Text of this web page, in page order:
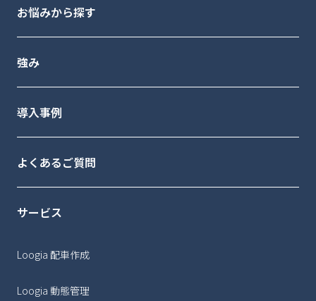
お悩みから探す
強み
導入事例
よくあるご質問
サービス
Loogia 配車作成
Loogia 動態管理